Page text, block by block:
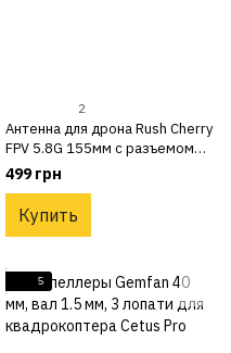
2
Антенна для дрона Rush Cherry
FPV 5.8G 155мм с разъемом
MMCX-JW и круговой
поляризацией RHCP
499 грн
Купить
5